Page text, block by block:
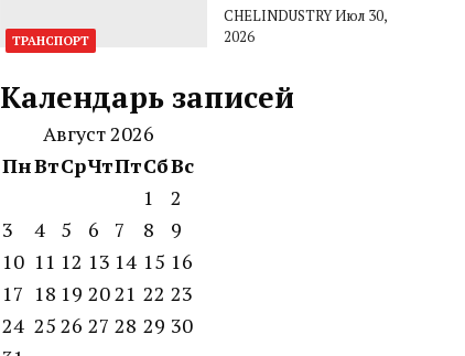
ТРАНСПОРТ
CHELINDUSTRYИюл 30,
2026
Календарь записей
Август 2026
ПнВтСрЧтПтСбВс
1
2
3
4 5 6 7 8
9
10 11 12 13 14 15 16
17 18 19 2021 22 23
24 25 26 27 28 29 30